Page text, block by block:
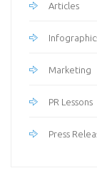
Articles
Marketing
PR Lessons
Press